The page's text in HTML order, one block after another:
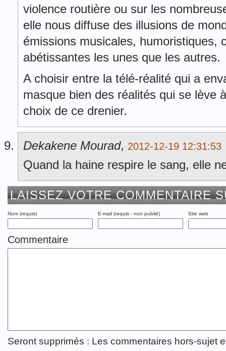
violence routière ou sur les
elle nous diffuse des illusions de
émissions musicales, humoristiques,
abétissantes les unes que les autres.
A choisir entre la télé-réalité qui a
masque bien des réalités qui se lève
choix de ce drenier.
Dekakene Mourad, 2012-12-19 12:31:53
Quand la haine respire le sang, elle
LAISSEZ VOTRE COMMENTAIRE
Nom (requis) E-mail (requis - non publié) Site web
Commentaire
Seront supprimés : Les commentaires hors-sujet